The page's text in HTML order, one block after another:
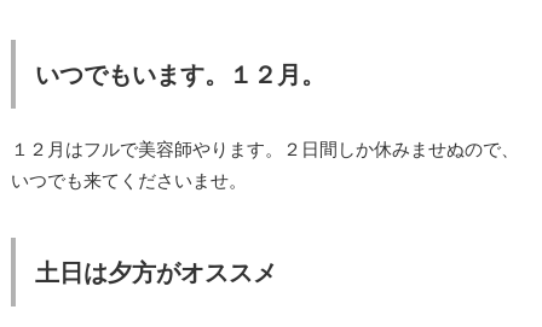
いつでもいます。１２月。
１２月はフルで美容師やります。２日間しか休みませぬので、
いつでも来てくださいませ。
土日は夕方がオススメ